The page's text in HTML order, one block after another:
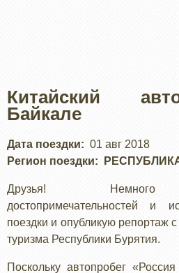
Китайский
Байкале
Дата поездки
01 авг 2018
Регион поездки
Друзья! Немного
достопримечательностей и
поездки и опубликую репортаж
туризма Республики Бурятия.
Поскольку автопробег